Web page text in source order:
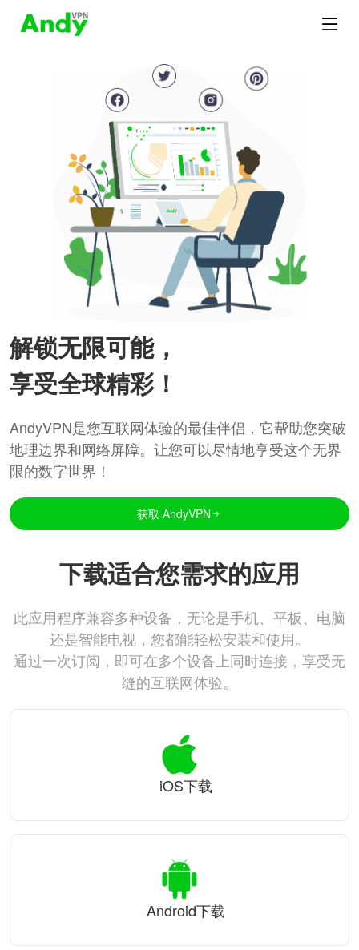
解锁无限可能，
享受全球精彩！
AndyVPN是您互联网体验的最佳伴侣，它帮助您突破
地理边界和网络屏障。让您可以尽情地享受这个无界
限的数字世界！
获取 AndyVPN
下载适合您需求的应用
此应用程序兼容多种设备，无论是手机、平板、电脑
还是智能电视，您都能轻松安装和使用。
通过一次订阅，即可在多个设备上同时连接，享受无
缝的互联网体验。
iOS下载
Android下载